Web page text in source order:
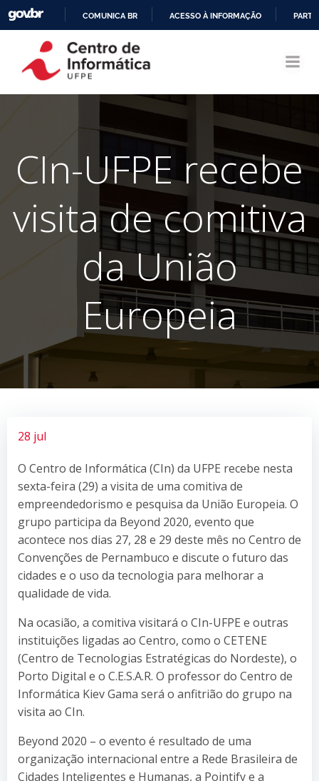
CONTEÚDO
COMUNICA BR ACESSO À INFORMAÇÃO
CIn-UFPE recebe
visita de comitiva
da União
Europeia
28 jul
O Centro de Informática (CIn) da UFPE recebe nesta
sexta-feira (29) a visita de uma comitiva de
empreendedorismo e pesquisa da União Europeia. O
grupo participa da Beyond 2020, evento que
acontece nos dias 27, 28 e 29 deste mês no Centro de
Convenções de Pernambuco e discute o futuro das
cidades e o uso da tecnologia para melhorar a
qualidade de vida.
Na ocasião, a comitiva visitará o CIn-UFPE e outras
instituições ligadas ao Centro, como o CETENE
(Centro de Tecnologias Estratégicas do Nordeste), o
Porto Digital e o C.E.S.A.R. O professor do Centro de
Informática Kiev Gama será o anfitrião do grupo na
visita ao CIn.
Beyond 2020 – o evento é resultado de uma
organização internacional entre a Rede Brasileira de
Cidades Inteligentes e Humanas, a Pointify e a